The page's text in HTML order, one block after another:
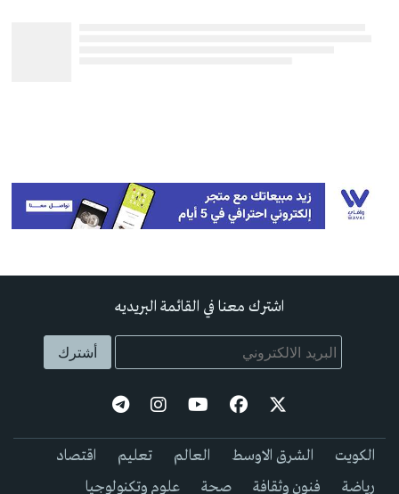
اشترك معنا في القائمة البريديه
الكويت الشرق الاوسط العالم تعليم
اقتصاد
رياضة
فنون وثقافة صحة علوم وتكنولوجيا